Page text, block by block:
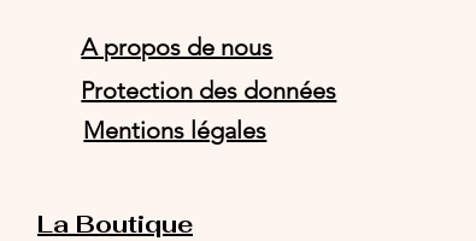
A propos de nous
Protection des données
Mentions légales
La Boutique